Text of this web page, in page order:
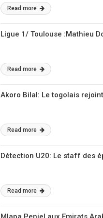
Read more
Ligue 1/ Toulouse :Mathieu
Read more
Akoro Bilal: Le togolais
Read more
Détection U20: Le staff des
Read more